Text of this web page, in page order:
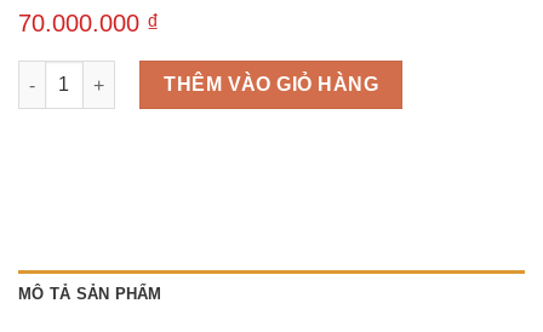
70.000.000 ₫
Máy chiết rót pitton 4 đầu tự động số lượng
THÊM VÀO GIỎ HÀNG
MÔ TẢ SẢN PHẨM